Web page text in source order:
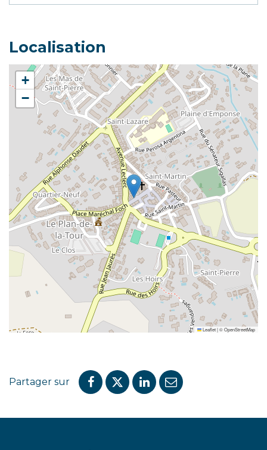
Localisation
+
−
Leaflet|©OpenStreetMap
Partager sur
PartagerPartager
PartagerPartager